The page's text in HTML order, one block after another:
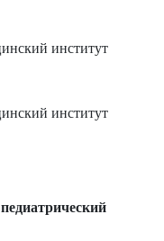
институт
институт